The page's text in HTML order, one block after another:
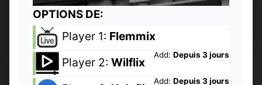
OPTIONS DE:
Player 1: Flemmix
Add: Depuis 3 jours
Player 2: Wilflix
Add: Depuis 3 jours